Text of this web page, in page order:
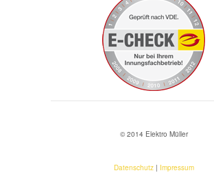
© 2014 Elektro Müller
Datenschutz| Impressum